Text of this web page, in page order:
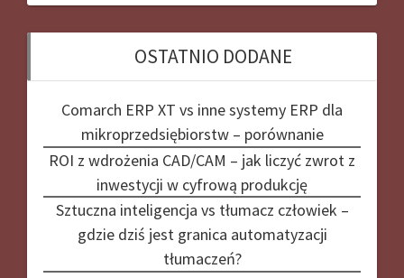
OSTATNIO DODANE
Comarch ERP XT vs inne systemy ERP dla
mikroprzedsiębiorstw – porównanie
ROI z wdrożenia CAD/CAM – jak liczyć zwrot z
inwestycji w cyfrową produkcję
Sztuczna inteligencja vs tłumacz człowiek –
gdzie dziś jest granica automatyzacji
tłumaczeń?